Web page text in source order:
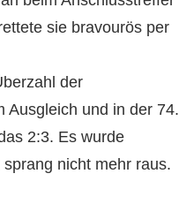
sie bravourös per
der
Ausgleich und in der 74.
2:3. Es wurde
nicht mehr raus.